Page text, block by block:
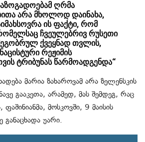
ღრმა
არა მხოლოდ დაინახა,
ის ფაქტი, რომ
ჩვეულებრივ რუსეთი
ქვეყნად თვლის,
რეჟიმის
ტრიბუნას წარმოადგენდა“
მარია ზახაროვამ არა ზელენსკის
გააკეთა, არამედ, მას შემდეგ, რაც
ფაშინიანმა, მოსკოვში, 9 მაისის
განაცხადა უარი.